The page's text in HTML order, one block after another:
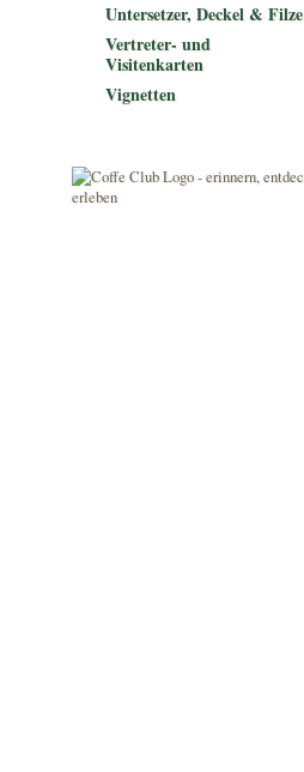
Untersetzer, Deckel & Filze
Vertreter- und
Visitenkarten
Vignetten